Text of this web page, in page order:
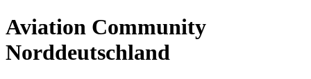
Aviation Community
Norddeutschland